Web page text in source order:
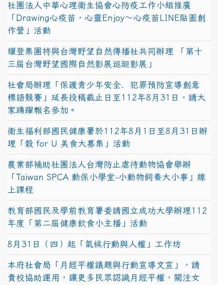
社團法人中華心理衛生協會心防疫工作小組推廣
「Drawing心疫苗，心靈Enjoy〜心疫苗LINE貼圖創
作營」活動
耀登集團特與台灣野望自然傳播社共同辦理 「第十
三屆台灣野望國際自然影展巡迴影展」
社會局辦理「保護青少年安全．犯罪預防宣導創意
標語競賽」延長投稿截止日至112年8月31日，請大
家踴躍報名參加。
衛生福利部國民健康署於112年8月1日至8月31日辦
理「穀 for U 美食大募集」活動
農業部補助社團法人台灣防止虐待動物協會舉辦
「Taiwan SPCA 動保小學堂-小動物飼養大小事」線
上課程
教育部國民及學前教育署委請國立成功大學辦理112
年度「第二屆健康飲食小主播」活動
8月31日（四）起「氣候行動與人權」工作坊
本府社會局「月經平權議題與行動宣導文宣」，請
貴校協助運用，讓更多民眾認識月經平權，關注女